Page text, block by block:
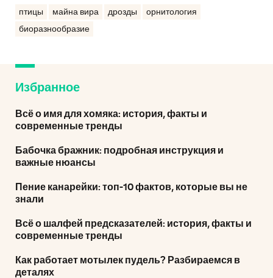
птицы майна вира дрозды
орнитология
биоразнообразие
Избранное
Всё о имя для хомяка: история, факты и
современные тренды
Бабочка бражник: подробная инструкция и
важные нюансы
Пение канарейки: топ-10 фактов, которые вы не
знали
Всё о шалфей предсказателей: история, факты и
современные тренды
Как работает мотылек пудель? Разбираемся в
деталях